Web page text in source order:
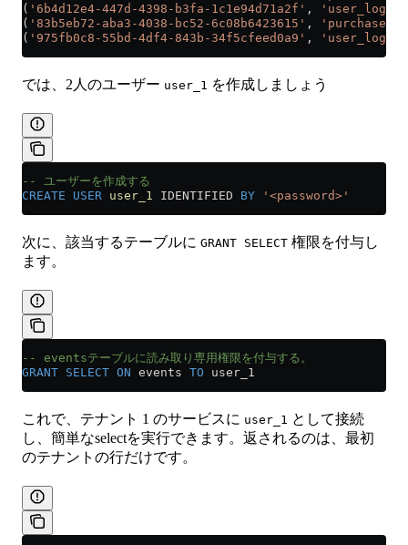
( '6b4d12e4-447d-4398-b3fa-1c1e94d71a2f' ,
( '83b5eb72-aba3-4038-bc52-6c08b6423615' , 'purchase'
( '975fb0c8-55bd-4df4-843b-34f5cfeed0a9' , 'user_login'
では、2人のユーザー user_1 を作成しましょう
-- ユーザーを作成する
CREATE USER user_1 IDENTIFIED BY '<password>'
次に、該当するテーブルに GRANT SELECT 権限を付与し
ます。
-- eventsテーブルに読み取り専用権限を付与する。
GRANT SELECT ON events TO user_1
これで、テナント 1 のサービスに user_1 として接続
し、簡単なselectを実行できます。返されるのは、最初
のテナントの行だけです。